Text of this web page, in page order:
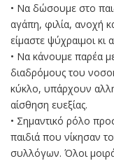
• Να δώσουμε στο
αγάπη, φιλία, ανοχή
είμαστε ψύχραιμοι κι
• Να κάνουμε παρέα
διαδρόμους του
κύκλο, υπάρχουν
αίσθηση ευεξίας.
• Σημαντικό ρόλο
παιδιά που νίκησαν
συλλόγων. Όλοι